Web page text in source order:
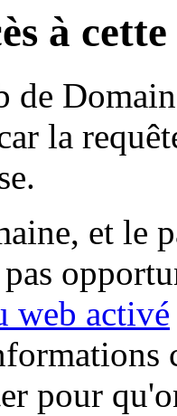
à
de
la
et le
web activé
pour